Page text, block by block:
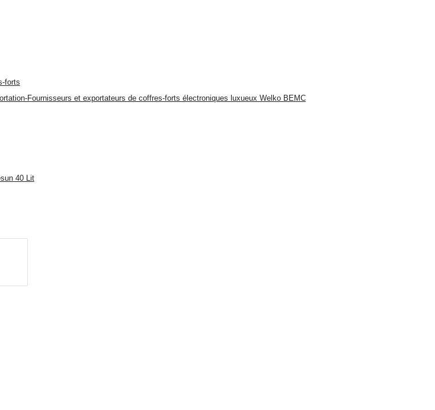
forts
Fournisseurs et exportateurs de coffres-forts électroniques luxueux Welko BEMC
40 Lit